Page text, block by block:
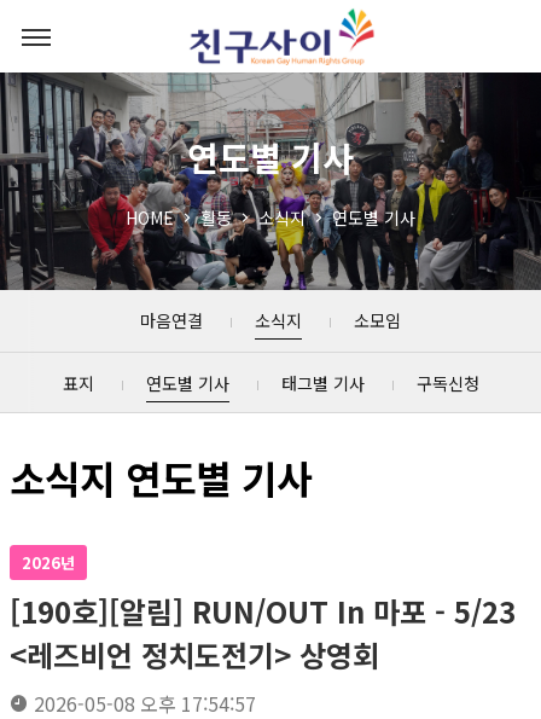
연도별 기사
HOME 활동 소식지 연도별 기사
마음연결 소식지 소모임
표지 연도별 기사 태그별 기사 구독신청
소식지 연도별 기사
2026년
[190호][알림] RUN/OUT In 마포 - 5/23
<레즈비언 정치도전기> 상영회
2026-05-08 오후 17:54:57